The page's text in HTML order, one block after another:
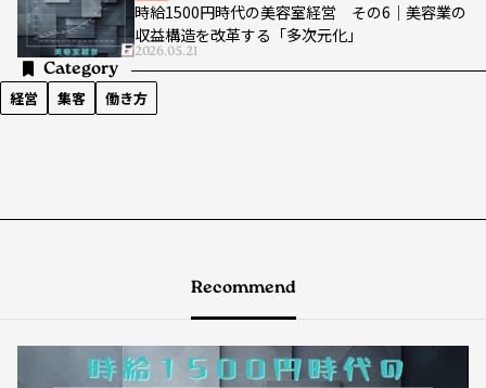
時給1500円時代の美容室経営 その6｜美容業の
収益構造を改革する「多次元化」
2026.05.21
Category
経営 集客 働き方
Recommend